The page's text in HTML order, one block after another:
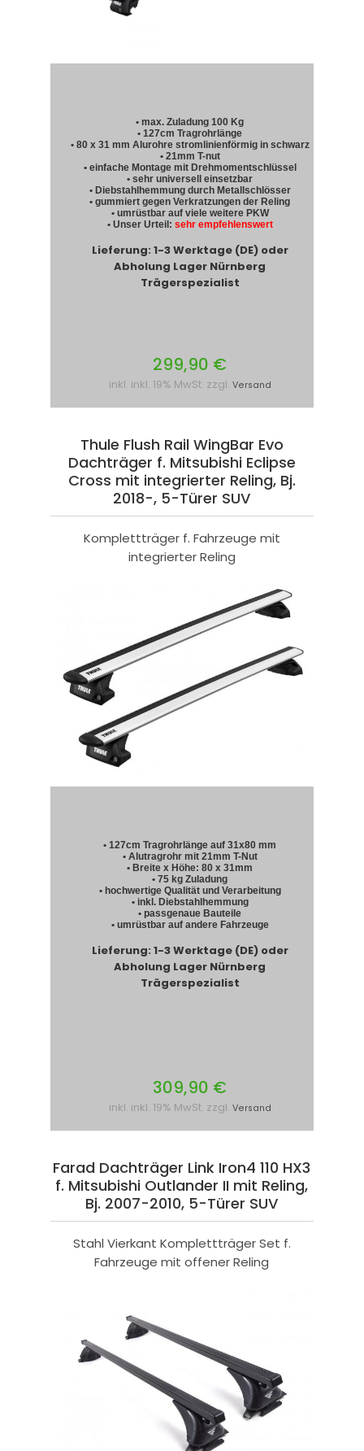
• max. Zuladung 100 Kg
• 127cm Tragrohrlänge
• 80 x 31 mm Alurohre stromlinienförmig in schwarz
• 21mm T-nut
• einfache Montage mit Drehmomentschlüssel
• sehr universell einsetzbar
• Diebstahlhemmung durch Metallschlösser
• gummiert gegen Verkratzungen der Reling
• umrüstbar auf viele weitere PKW
• Unser Urteil: sehr empfehlenswert
Lieferung: 1-3 Werktage (DE) oder
Abholung Lager Nürnberg
Trägerspezialist
299,90 €
inkl. inkl. 19% MwSt. zzgl. Versand
Thule Flush Rail WingBar Evo
Dachträger f. Mitsubishi Eclipse
Cross mit integrierter Reling, Bj.
2018-, 5-Türer SUV
Komplettträger f. Fahrzeuge mit
integrierter Reling
• 127cm Tragrohrlänge auf 31x80 mm
• Alutragrohr mit 21mm T-Nut
• Breite x Höhe: 80 x 31mm
• 75 kg Zuladung
• hochwertige Qualität und Verarbeitung
• inkl. Diebstahlhemmung
• passgenaue Bauteile
• umrüstbar auf andere Fahrzeuge
Lieferung: 1-3 Werktage (DE) oder
Abholung Lager Nürnberg
Trägerspezialist
309,90 €
inkl. inkl. 19% MwSt. zzgl. Versand
Farad Dachträger Link Iron4 110 HX3
f. Mitsubishi Outlander II mit Reling,
Bj. 2007-2010, 5-Türer SUV
Stahl Vierkant Komplettträger Set f.
Fahrzeuge mit offener Reling